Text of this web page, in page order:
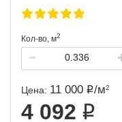
Кол-во, м2
Цена: 11 000 /м2
4 092